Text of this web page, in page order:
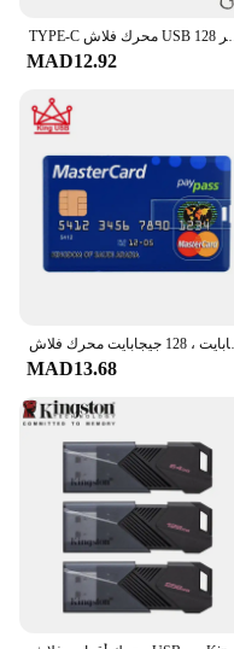
MAD12.92
MAD13.68